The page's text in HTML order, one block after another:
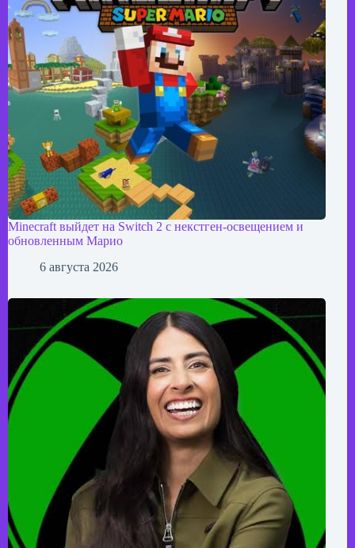
Minecraft выйдет на Switch 2 с некстген-освещением и
обновленным Марио
6 августа 2026